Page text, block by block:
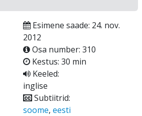
Esimene saade: 24. nov.
2012
Osa number: 310
Kestus: 30 min
Keeled:
inglise
Subtiitrid:
soome, eesti